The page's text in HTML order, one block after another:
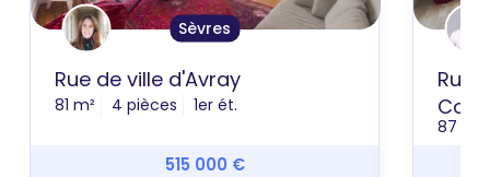
Sèvres
Rue de ville d'Avray
81 m² 4 pièces 1er ét.
515 000 €
Rue
87 m²